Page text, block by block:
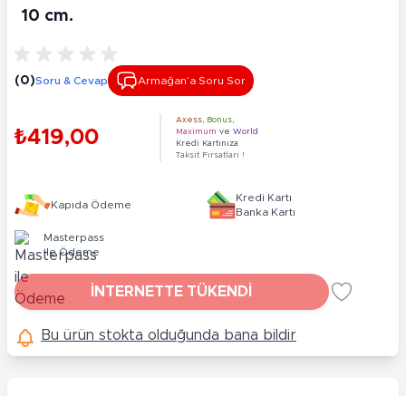
10 cm.
(0)Soru & Cevap Armağan’a Soru Sor
₺419,00
Axess Bonus
Maximum ve World
Kredi Kartınıza
Taksit Fırsatları !
Kapıda Ödeme
Kredi Kartı
Banka Kartı
Masterpass
ile Ödeme
İNTERNETTE TÜKENDİ
Bu ürün stokta olduğunda bana bildir